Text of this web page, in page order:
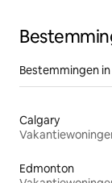
Bestemmingen
Calgary
Edmonton